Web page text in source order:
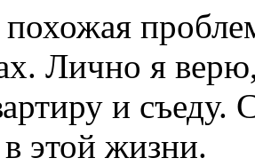
Лично я
и
в этой жизни.